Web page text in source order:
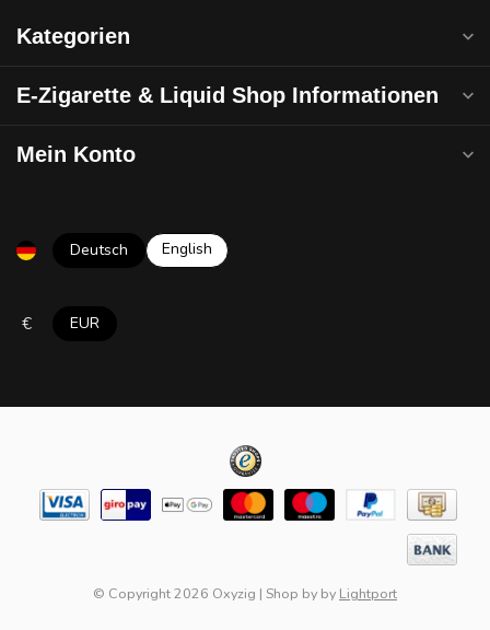
Kategorien
E-Zigarette & Liquid Shop Informationen
Mein Konto
Deutsch English
€ EUR
© Copyright 2026 Oxyzig | Shop by by Lightport